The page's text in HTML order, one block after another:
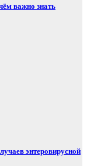
важно знать
энтеровирусной